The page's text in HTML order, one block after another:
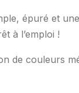
épuré et
à l’emploi !
de couleurs